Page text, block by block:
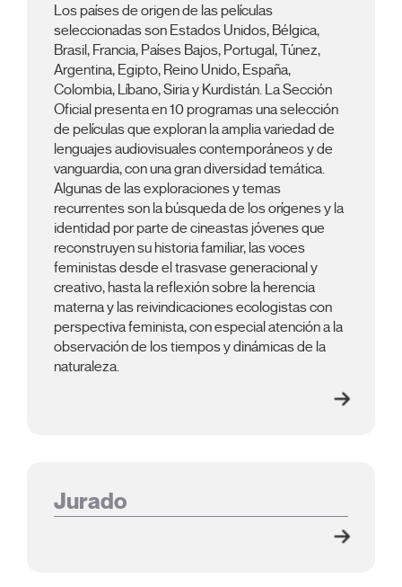
Los países de origen de las películas
seleccionadas son Estados Unidos, Bélgica,
Brasil, Francia, Países Bajos, Portugal, Túnez,
Argentina, Egipto, Reino Unido, España,
Colombia, Líbano, Siria y Kurdistán. La Sección
Oficial presenta en 10 programas una selección
de películas que exploran la amplia variedad de
lenguajes audiovisuales contemporáneos y de
vanguardia, con una gran diversidad temática.
Algunas de las exploraciones y temas
recurrentes son la búsqueda de los orígenes y la
identidad por parte de cineastas jóvenes que
reconstruyen su historia familiar, las voces
feministas desde el trasvase generacional y
creativo, hasta la reflexión sobre la herencia
materna y las reivindicaciones ecologistas con
perspectiva feminista, con especial atención a la
observación de los tiempos y dinámicas de la
naturaleza.
Jurado